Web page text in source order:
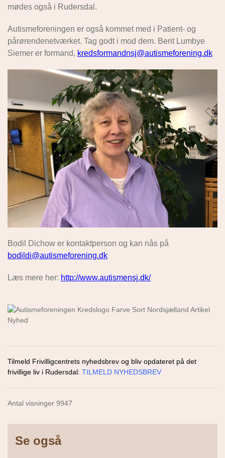
mødes også i Rudersdal.
Autismeforeningen er også kommet med i Patient- og
pårørendenetværket. Tag godt i mod dem. Berit Lumbye
Siemer er formand, kredsformandnsj@autismeforening.dk
Bodil Dichow er kontaktperson og kan nås på
bodildi@autismeforening.dk
Læs mere her: http://www.autismensj.dk/
Tilmeld Frivilligcentrets nyhedsbrev og bliv opdateret på det
frivillige liv i Rudersdal: TILMELD NYHEDSBREV
Antal visninger 9947
Se også